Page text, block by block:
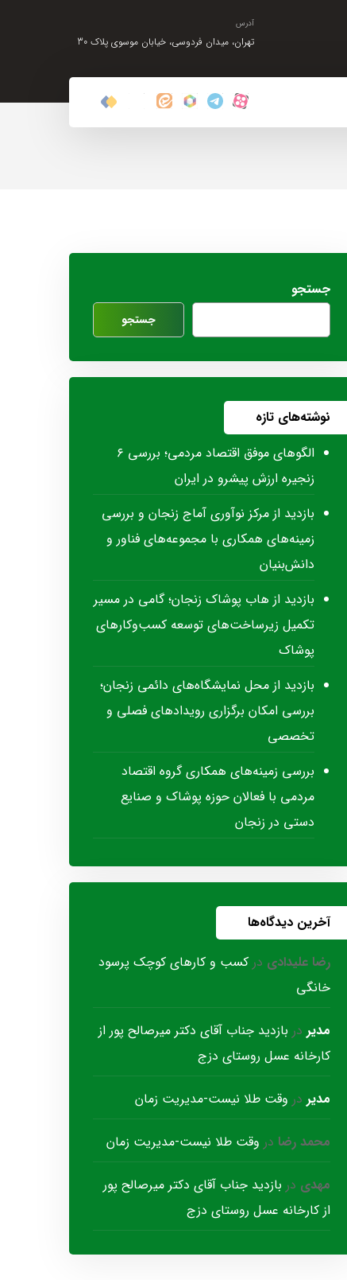
آدرس
تهران، میدان فردوسی، خیابان موسوی پلاک 30
جستجو
جستجو
نوشته‌های تازه
الگوهای موفق اقتصاد مردمی؛ بررسی ۶
زنجیره ارزش پیشرو در ایران
بازدید از مرکز نوآوری آماج زنجان و بررسی
زمینه‌های همکاری با مجموعه‌های فناور و
دانش‌بنیان
بازدید از هاب پوشاک زنجان؛ گامی در مسیر
تکمیل زیرساخت‌های توسعه کسب‌وکارهای
پوشاک
بازدید از محل نمایشگاه‌های دائمی زنجان؛
بررسی امکان برگزاری رویدادهای فصلی و
تخصصی
بررسی زمینه‌های همکاری گروه اقتصاد
مردمی با فعالان حوزه پوشاک و صنایع
دستی در زنجان
آخرین دیدگاه‌ها
رضا علیدادی درکسب و کارهای کوچک پرسود
خانگی
مدیر در بازدید جناب آقای دکتر میرصالح پور از
کارخانه عسل روستای دزج
مدیر در وقت طلا نیست-مدیریت زمان
محمد رضا در وقت طلا نیست-مدیریت زمان
مهدی در بازدید جناب آقای دکتر میرصالح پور
از کارخانه عسل روستای دزج